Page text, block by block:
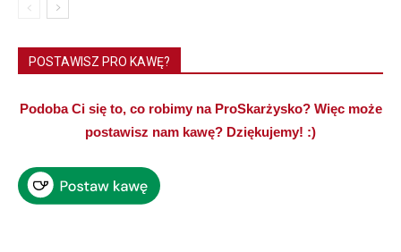
POSTAWISZ PRO KAWĘ?
Podoba Ci się to, co robimy na ProSkarżysko? Więc może
postawisz nam kawę? Dziękujemy! :)